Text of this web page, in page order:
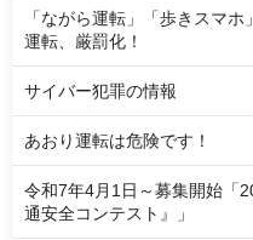
「ながら運転」「歩きスマ
運転、厳罰化！
サイバー犯罪の情報
あおり運転は危険です！
令和7年4月1日～募集開始「
通安全コンテスト』」